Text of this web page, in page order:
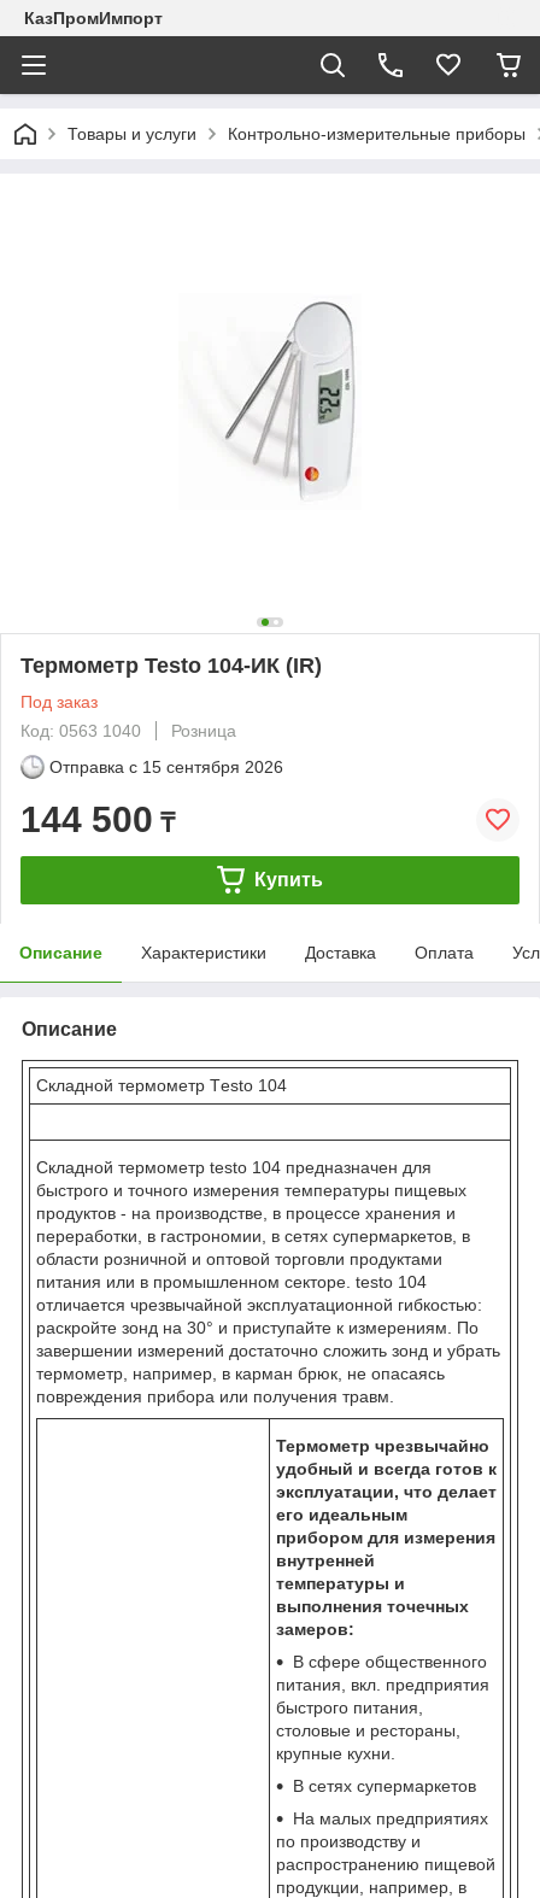
КазПромИмпорт
Товары и услуги Контрольно-измерительные приборы
Термометр Testo 104-ИК (IR)
Под заказ
Код: 0563 1040
Розница
Отправка с 15 сентября 2026
144 500 ₸
Купить
Описание Характеристики Доставка Оплата
Описание
Складной термометр Тesto 104
Складной термометр testo 104 предназначен для
быстрого и точного измерения температуры пищевых
продуктов - на производстве, в процессе хранения и
переработки, в гастрономии, в сетях супермаркетов, в
области розничной и оптовой торговли продуктами
питания или в промышленном секторе. testo 104
отличается чрезвычайной эксплуатационной гибкостью:
раскройте зонд на 30° и приступайте к измерениям. По
завершении измерений достаточно сложить зонд и убрать
термометр, например, в карман брюк, не опасаясь
повреждения прибора или получения травм.
Термометр чрезвычайно
удобный и всегда готов к
эксплуатации, что делает
его идеальным
прибором для измерения
внутренней
температуры и
выполнения точечных
замеров:
В сфере общественного
питания, вкл. предприятия
быстрого питания,
столовые и рестораны,
крупные кухни.
В сетях супермаркетов
На малых предприятиях
по производству и
распространению пищевой
продукции, например, в